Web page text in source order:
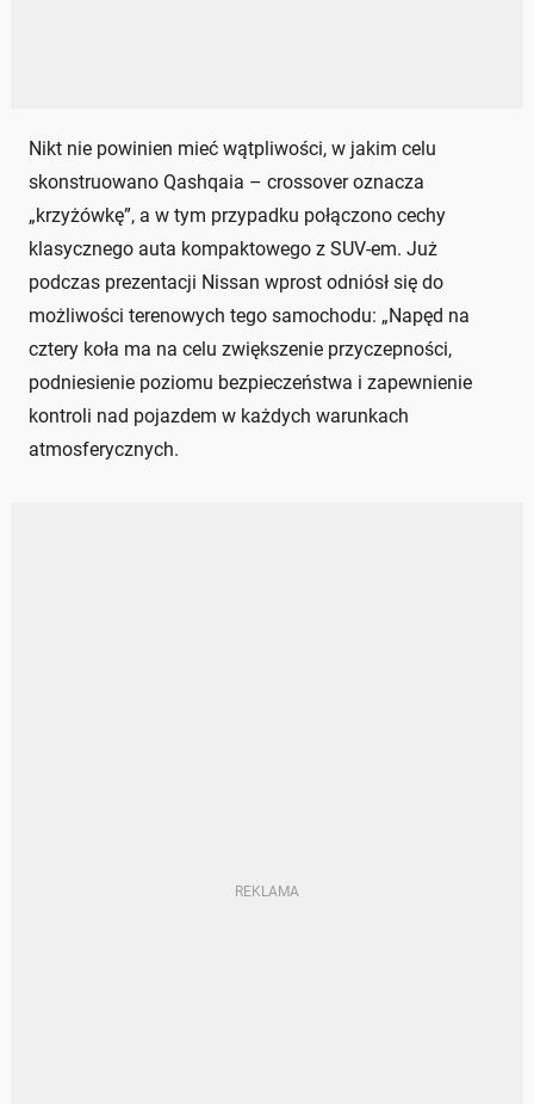
Nikt nie powinien mieć wątpliwości, w jakim celu
skonstruowano Qashqaia – crossover oznacza
„krzyżówkę”, a w tym przypadku połączono cechy
klasycznego auta kompaktowego z SUV-em. Już
podczas prezentacji Nissan wprost odniósł się do
możliwości terenowych tego samochodu: „Napęd na
cztery koła ma na celu zwiększenie przyczepności,
podniesienie poziomu bezpieczeństwa i zapewnienie
kontroli nad pojazdem w każdych warunkach
atmosferycznych.